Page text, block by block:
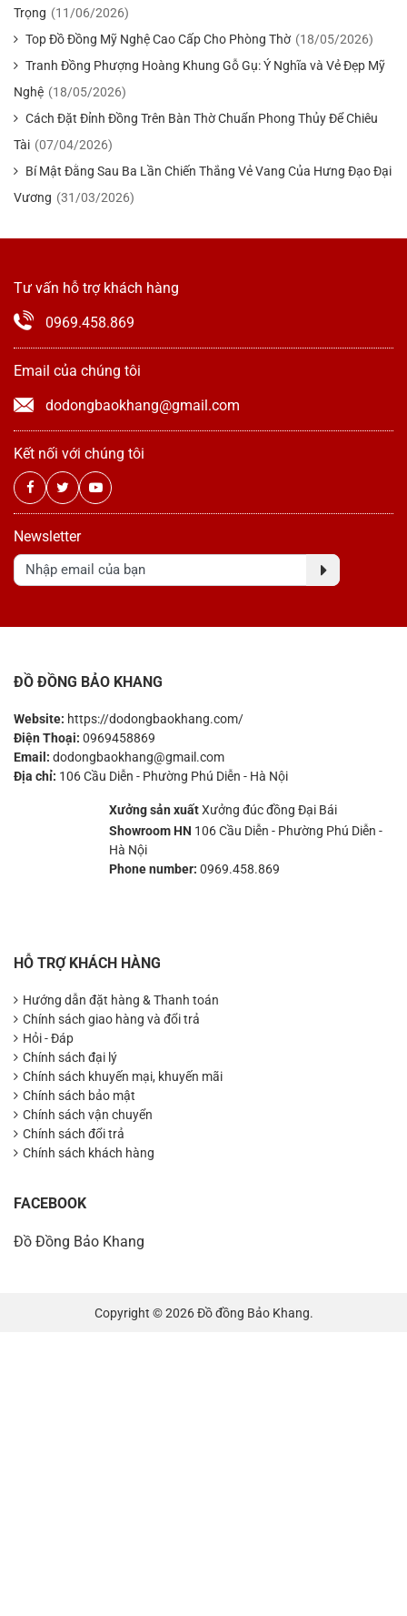
Trọng (11/06/2026)
Top Đồ Đồng Mỹ Nghệ Cao Cấp Cho Phòng Thờ (18/05/2026)
Tranh Đồng Phượng Hoàng Khung Gỗ Gụ: Ý Nghĩa và Vẻ Đẹp Mỹ
Nghệ (18/05/2026)
Cách Đặt Đỉnh Đồng Trên Bàn Thờ Chuẩn Phong Thủy Để Chiêu
Tài (07/04/2026)
Bí Mật Đằng Sau Ba Lần Chiến Thắng Vẻ Vang Của Hưng Đạo Đại
Vương (31/03/2026)
Tư vấn hỗ trợ khách hàng
0969.458.869
Email của chúng tôi
dodongbaokhang@gmail.com
Kết nối với chúng tôi
Newsletter
ĐỒ ĐỒNG BẢO KHANG
Website: https://dodongbaokhang.com/
Điện Thoại: 0969458869
Email: dodongbaokhang@gmail.com
Địa chỉ: 106 Cầu Diễn - Phường Phú Diễn - Hà Nội
Xưởng sản xuấtXưởng đúc đồng Đại Bái
Showroom HN 106 Cầu Diễn - Phường Phú Diễn -
Hà Nội
Phone number: 0969.458.869
HỖ TRỢ KHÁCH HÀNG
Hướng dẫn đặt hàng & Thanh toán
Chính sách giao hàng và đổi trả
Hỏi - Đáp
Chính sách đại lý
Chính sách khuyến mại, khuyến mãi
Chính sách bảo mật
Chính sách vận chuyển
Chính sách đổi trả
Chính sách khách hàng
FACEBOOK
Đồ Đồng Bảo Khang
Copyright © 2026 Đồ đồng Bảo Khang.